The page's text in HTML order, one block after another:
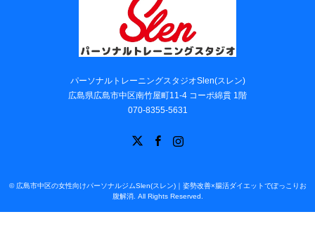
パーソナルトレーニングスタジオSlen(スレン)
広島県広島市中区南竹屋町11-4 コーポ綿貫 1階
070-8355-5631
© 広島市中区の女性向けパーソナルジムSlen(スレン)｜姿勢改善×腸活ダイエットでぽっこりお
腹解消. All Rights Reserved.